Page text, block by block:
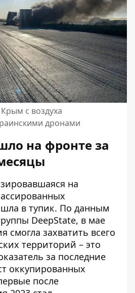
с воздуха
дронами
на фронте за
на
в тупик. По данным
DeepState, в мае
смогла захватить всего
территорий – это
за последние
оккупированных
после